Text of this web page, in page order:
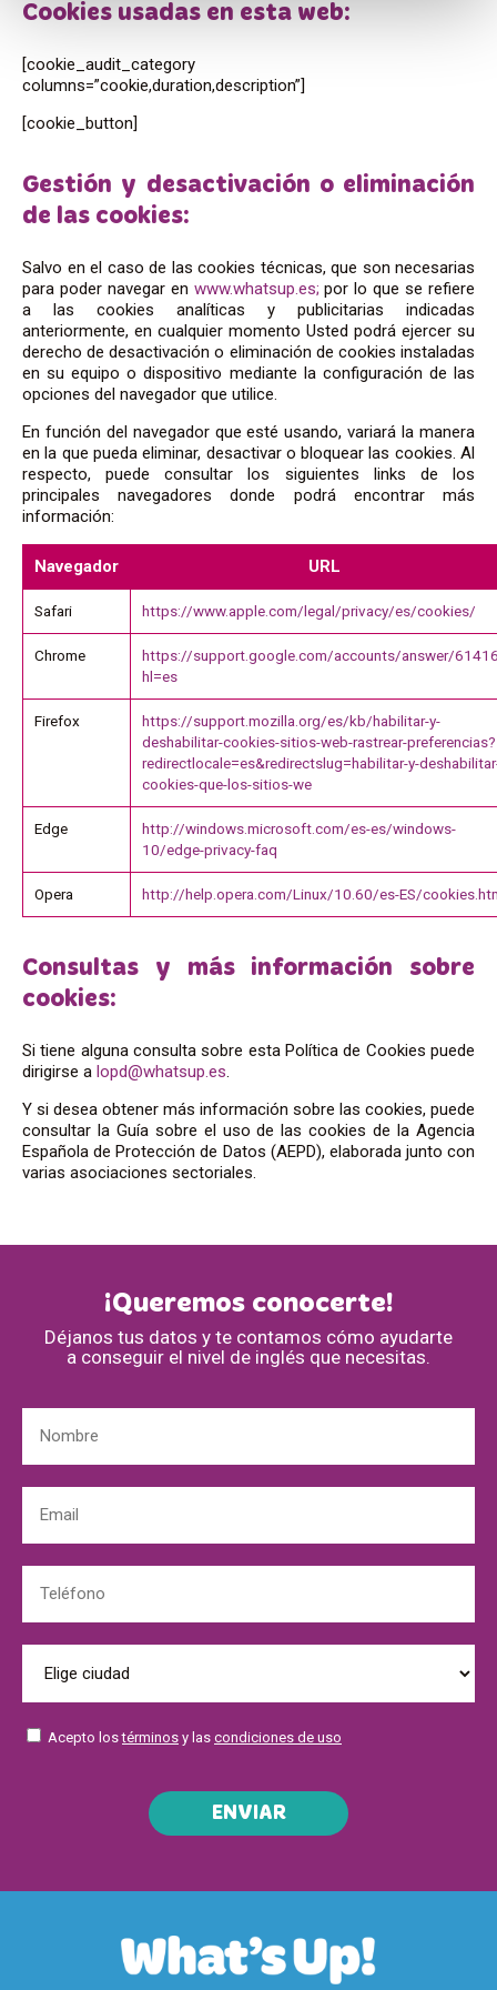
Cookies usadas en esta web:
[cookie_audit_category
columns=”cookie,duration,description”]
[cookie_button]
Gestión y desactivación o eliminación
de las cookies:
Salvo en el caso de las cookies técnicas, que son necesarias
para poder navegar en www.whatsup.es; por lo que se refiere
a las cookies analíticas y publicitarias indicadas
anteriormente, en cualquier momento Usted podrá ejercer su
derecho de desactivación o eliminación de cookies instaladas
en su equipo o dispositivo mediante la configuración de las
opciones del navegador que utilice.
En función del navegador que esté usando, variará la manera
en la que pueda eliminar, desactivar o bloquear las cookies. Al
respecto, puede consultar los siguientes links de los
principales navegadores donde podrá encontrar más
información:
Navegador URL
Safari https://www.apple.com/legal/privacy/es/cookies/
Chrome
https://support.google.com/accounts/answer/
hl=es
Firefox
https://support.mozilla.org/es/kb/habilitar-y-
deshabilitar-cookies-sitios-web-rastrear-preferencias?
redirectlocale=es&redirectslug=habilitar-y-
cookies-que-los-sitios-we
Edge
http://windows.microsoft.com/es-es/windows-
10/edge-privacy-faq
Opera http://help.opera.com/Linux/10.60/es-ES/
Consultas y más información sobre
cookies:
Si tiene alguna consulta sobre esta Política de Cookies puede
dirigirse a lopd@whatsup.es
Y si desea obtener más información sobre las cookies, puede
consultar la Guía sobre el uso de las cookies de la Agencia
Española de Protección de Datos (AEPD), elaborada junto con
varias asociaciones sectoriales.
¡Queremos conocerte!
Déjanos tus datos y te contamos cómo ayudarte
a conseguir el nivel de inglés que necesitas.
Acepto lostérminos y las condiciones de uso
ENVIAR